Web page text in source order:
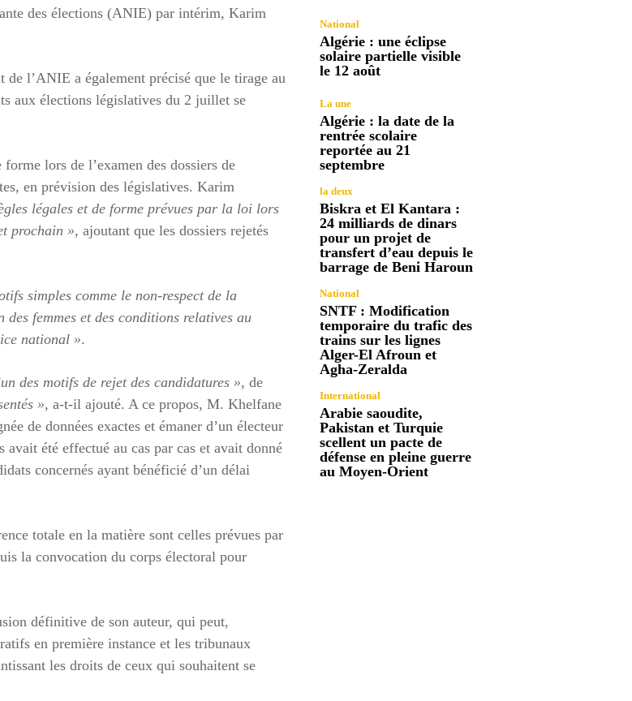
des élections (ANIE) par intérim, Karim
l’ANIE a également précisé que le tirage au
aux élections législatives du 2 juillet se
lors de l’examen des dossiers de
en prévision des législatives. Karim
légales et de forme prévues par la loi lors
prochain », ajoutant que les dossiers rejetés
simples comme le non-respect de la
femmes et des conditions relatives au
national ».
des motifs de rejet des candidatures », de
», a-t-il ajouté. A ce propos, M. Khelfane
de données exactes et émaner d’un électeur
été effectué au cas par cas et avait donné
concernés ayant bénéficié d’un délai
totale en la matière sont celles prévues par
la convocation du corps électoral pour
définitive de son auteur, qui peut,
en première instance et les tribunaux
les droits de ceux qui souhaitent se
National
Algérie : une éclipse
solaire partielle visible
le 12 août
La une
Algérie : la date de la
rentrée scolaire
reportée au 21
septembre
la deux
Biskra et El Kantara :
24 milliards de dinars
pour un projet de
transfert d’eau depuis le
barrage de Beni Haroun
National
SNTF : Modification
temporaire du trafic des
trains sur les lignes
Alger-El Afroun et
Agha-Zeralda
International
Arabie saoudite,
Pakistan et Turquie
scellent un pacte de
défense en pleine guerre
au Moyen-Orient